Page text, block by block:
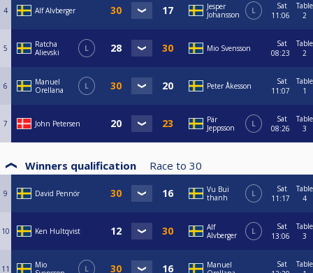
4 Alf Alvberger
Jesper
Johansson
L
Sat
11:06
Table
2
5
Ratcha
Alievski
L Mio Svensson
Sat
08:23
Table
2
6
Manuel
Orellana
L Peter Åkesson
Sat
11:07
Table
1
7 John Petersen
Pär
Jeppsson
L
Sat
08:26
Table
3
Winners qualification Race to 30
9 David Pennör
Vu Bui
thanh
L
Sat
11:17
Table
4
10 Ken Hultqvist
Alf
Alvberger
L
Sat
13:06
Table
3
11
Mio
L
Manuel
Sat
Table